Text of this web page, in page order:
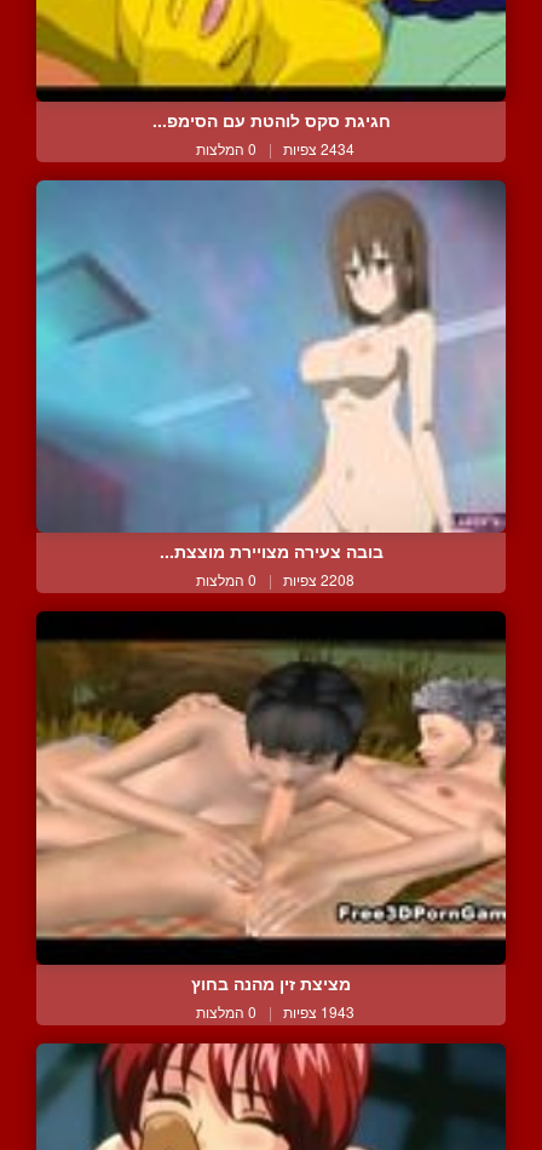
חגיגת סקס לוהטת עם הסימפ...
2434 צפיות | 0 המלצות
בובה צעירה מצויירת מוצצת...
2208 צפיות | 0 המלצות
מציצת זין מהנה בחוץ
1943 צפיות | 0 המלצות